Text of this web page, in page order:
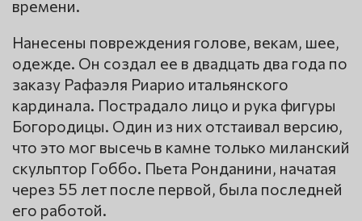
времени.
Нанесены повреждения голове, векам, шее,
одежде. Он создал ее в двадцать два года по
заказу Рафаэля Риарио итальянского
кардинала. Пострадало лицо и рука фигуры
Богородицы. Один из них отстаивал версию,
что это мог высечь в камне только миланский
скульптор Гоббо. Пьета Ронданини, начатая
через 55 лет после первой, была последней
его работой.